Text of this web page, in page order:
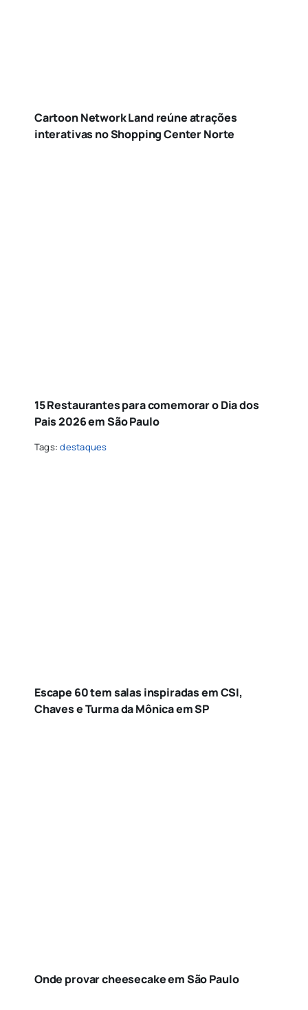
Cartoon Network Land reúne atrações
interativas no Shopping Center Norte
15 Restaurantes para comemorar o Dia dos
Pais 2026 em São Paulo
Tags:destaques
Escape 60 tem salas inspiradas em CSI,
Chaves e Turma da Mônica em SP
Onde provar cheesecake em São Paulo